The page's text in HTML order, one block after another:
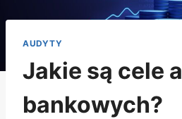
AUDYTY
Jakie są cele
bankowych?